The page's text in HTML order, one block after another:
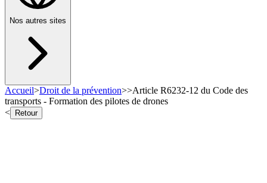
Nos autres sites
Accueil>Droit de la prévention>>Article R6232-12 du Code des
transports - Formation des pilotes de drones
<
Retour